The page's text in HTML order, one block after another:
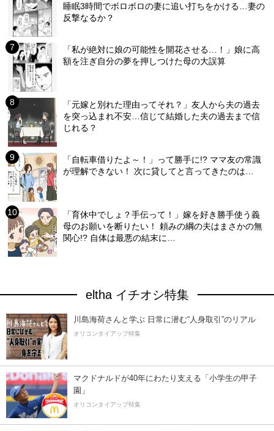
睡眠3時間でボロボロの妻に追い打ちをかける…妻の
反撃なるか？
「私が絶対に娘の可能性を開花させる…！」娘に高
額を注ぎ自分の夢を押しつけた母の大誤算
「元嫁と別れた理由ってそれ？」友人から夫の過去
を突っ込まれ不安…信じて結婚した夫の過去まで信
じれる？
「自転車借りたよ～！」って勝手に!? ママ友の常識
が理解できない！ 次に貸してと言ってきたのは…
「育休中でしょ？手伝って！」嫁を好き勝手使う義
母のお願いを断りたい！ 頼みの綱の夫はまさかの無
関心!? 自体は最悪の結末に…
eltha イチオシ特集
川島海荷さんと学ぶ 日常に潜む“人身取引”のリアル
オリコンタイアップ特集
マクドナルドが40年にわたり支える「小学生の甲子
園」
オリコンタイアップ特集